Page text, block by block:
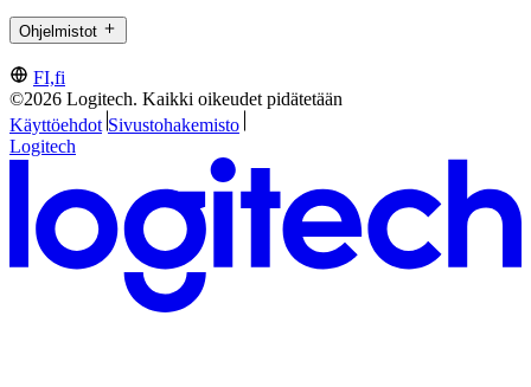
Ohjelmistot
FI,fi
©2026 Logitech. Kaikki oikeudet pidätetään
Käyttöehdot Sivustohakemisto
Logitech